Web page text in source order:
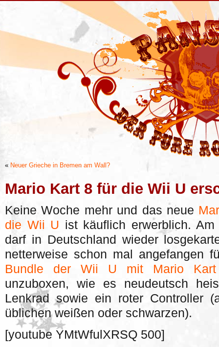
« Neuer Grieche in Bremen am Wall?
Mario Kart 8 für die Wii U
Keine Woche mehr und das neue
die Wii U ist käuflich erwerblich.
darf in Deutschland wieder
netterweise schon mal angefangen
Bundle der Wii U mit Mario
unzuboxen, wie es neudeutsch
Lenkrad sowie ein roter Controller
üblichen weißen oder schwarzen).
[youtube YMtWfulXRSQ 500]